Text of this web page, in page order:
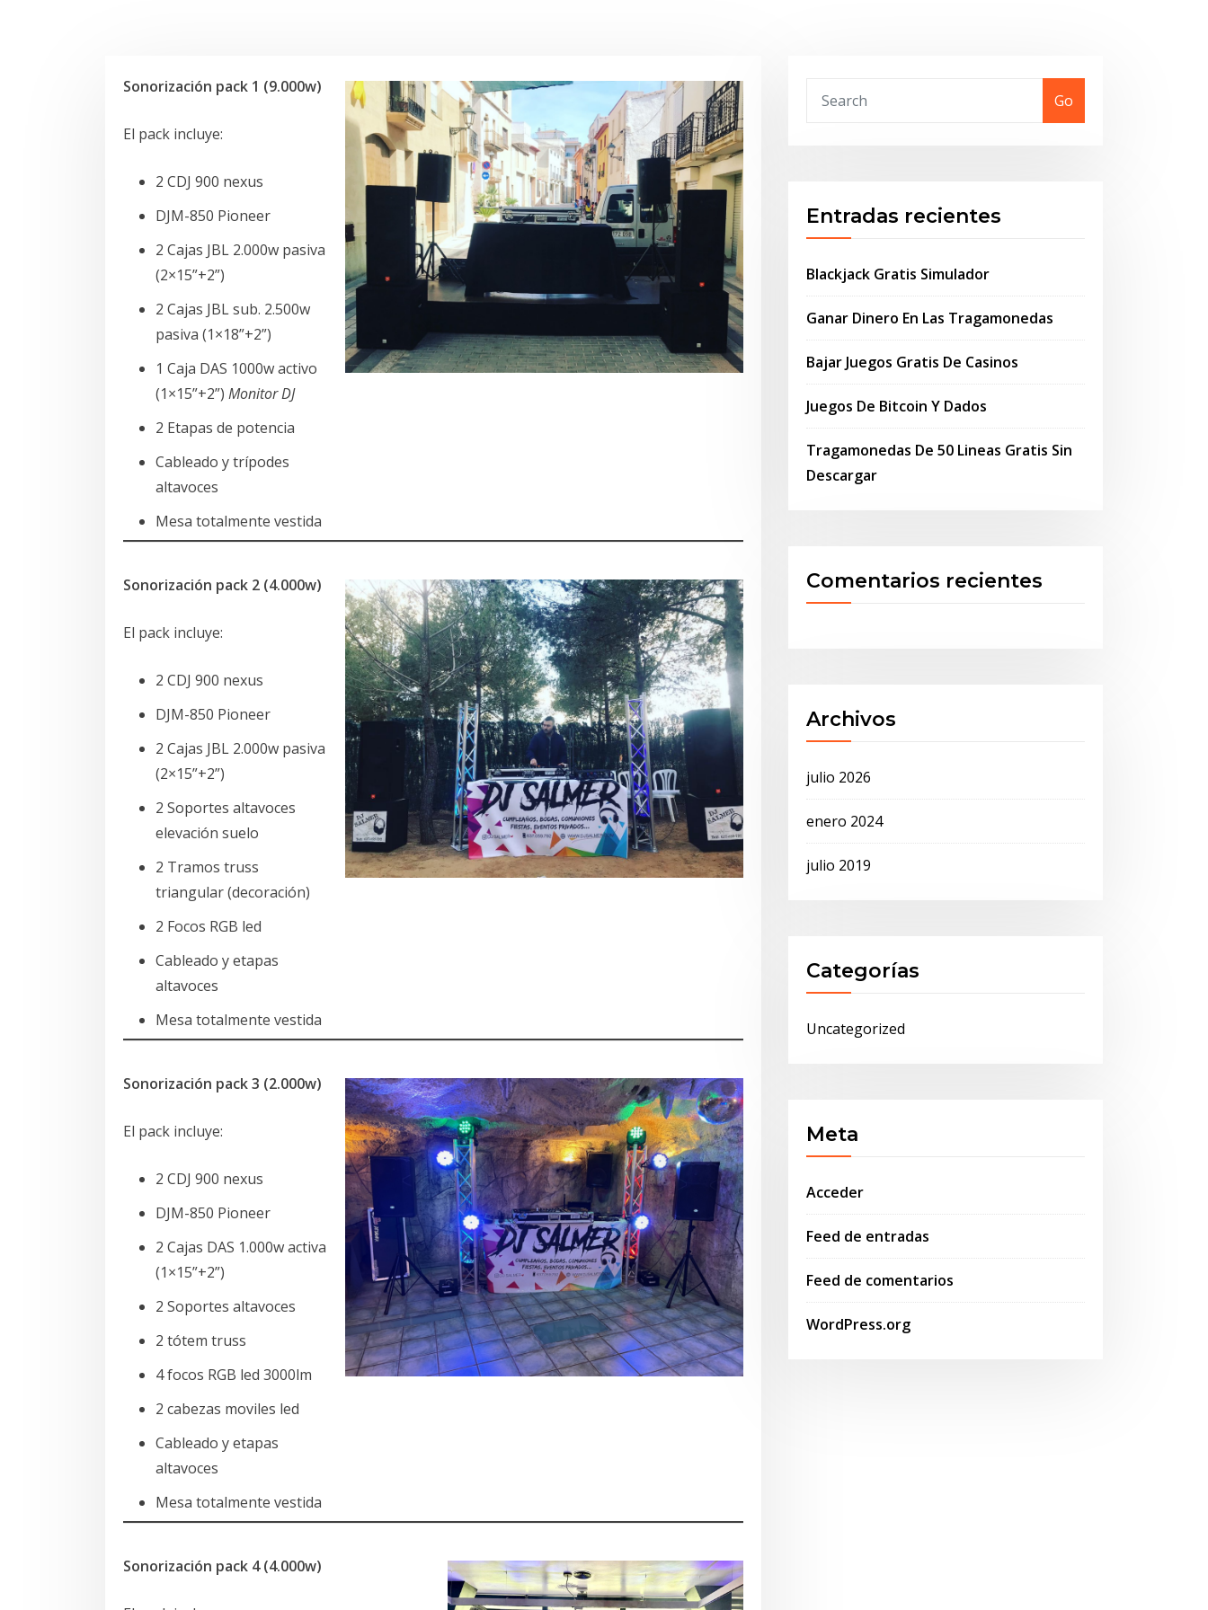
Sonorización pack 1 (9.000w)
El pack incluye:
2 CDJ 900 nexus
DJM-850 Pioneer
2 Cajas JBL 2.000w pasiva
(2×15”+2”)
2 Cajas JBL sub. 2.500w
pasiva (1×18”+2”)
1 Caja DAS 1000w activo
(1×15”+2”) Monitor DJ
2 Etapas de potencia
Cableado y trípodes
altavoces
Mesa totalmente vestida
Sonorización pack 2 (4.000w)
El pack incluye:
2 CDJ 900 nexus
DJM-850 Pioneer
2 Cajas JBL 2.000w pasiva
(2×15”+2”)
2 Soportes altavoces
elevación suelo
2 Tramos truss
triangular (decoración)
2 Focos RGB led
Cableado y etapas
altavoces
Mesa totalmente vestida
Sonorización pack 3 (2.000w)
El pack incluye:
2 CDJ 900 nexus
DJM-850 Pioneer
2 Cajas DAS 1.000w activa
(1×15”+2”)
2 Soportes altavoces
2 tótem truss
4 focos RGB led 3000lm
2 cabezas moviles led
Cableado y etapas
altavoces
Mesa totalmente vestida
Sonorización pack 4 (4.000w)
Go
Entradas recientes
Blackjack Gratis Simulador
Ganar Dinero En Las Tragamonedas
Bajar Juegos Gratis De Casinos
Juegos De Bitcoin Y Dados
Tragamonedas De 50 Lineas Gratis Sin
Descargar
Comentarios recientes
Archivos
julio 2026
enero 2024
julio 2019
Categorías
Uncategorized
Meta
Acceder
Feed de entradas
Feed de comentarios
WordPress.org